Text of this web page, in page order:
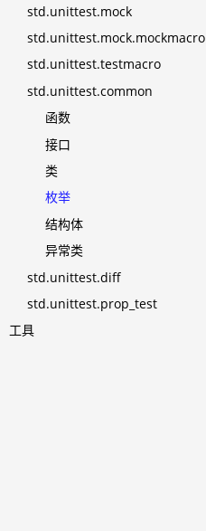
std.unittest.mock
std.unittest.mock.mockmacro
std.unittest.testmacro
std.unittest.common
函数
接口
类
枚举
结构体
异常类
std.unittest.diff
std.unittest.prop_test
工具